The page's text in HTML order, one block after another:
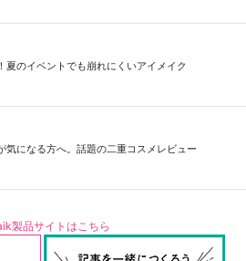
夏のイベントでも崩れにくいアイメイク
気になる方へ。話題の二重コスメレビュー
製品サイトはこちら